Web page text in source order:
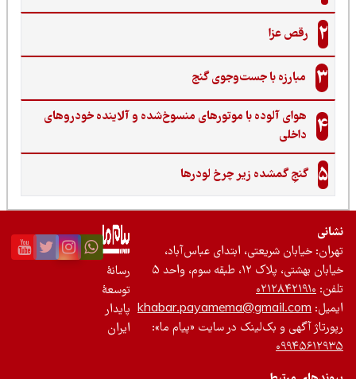
رقص عزا
مبارزه با جست‌وجوی گنج‌
هوای آلوده با موتورهای منسوخ‌شده و آلاینده خودروهای
داخلی
گنجِ گمشده زیر چرخ لودرها
خیابان شریعتی، ابتدای عباس‌آباد،
بهشتی، پلاک ۱۲، طبقه سوم، واحد ۵
۰۲۱۲۸۴۲۱۹۱۰
khabar.payamema@gmail.com
آگهی و بک‌لینک در سایت «پیام ما»:
رسانۀ
توسعۀ
پایدار
ایران